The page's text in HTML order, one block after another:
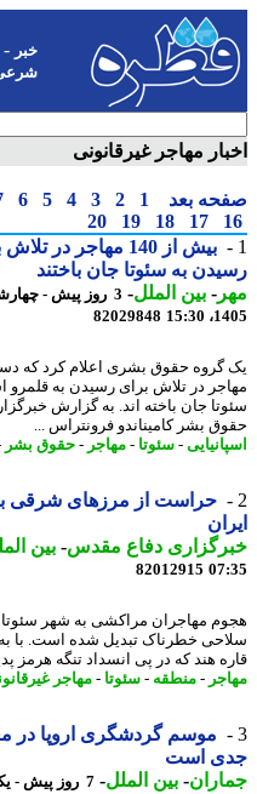
-
شرعی-
مهاجر غیرقانونی
بعد 1
2
3
4
5
6
7
8
17
18
19
20
بیش از 140 مهاجر در تلاش
به سئوتا جان باختند
-بین الملل-
82029848
در تلاش برای رسیدن به قلمرو
جان باخته اند. به گزارش خبرگزاری
بشر کامیناندو فرونتراس ...
-سئوتا-مهاجر-حقوق بشر -
حراست از مرزهای شرقی برای
دفاع مقدس-بین الملل-
82012915
مهاجران مراکشی به شهر سئوتا
خطرناک تبدیل شده است. با به
هند که در پی انسداد تنگه هرمز پدید
-منطقه-سئوتا-مهاجر غیرقانونی-
موسم گردشگری اروپا در
است
- بین الملل-